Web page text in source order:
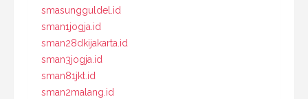
smasungguldel.id
sman1jogja.id
sman28dkijakarta.id
sman3jogja.id
sman81jkt.id
sman2malang.id